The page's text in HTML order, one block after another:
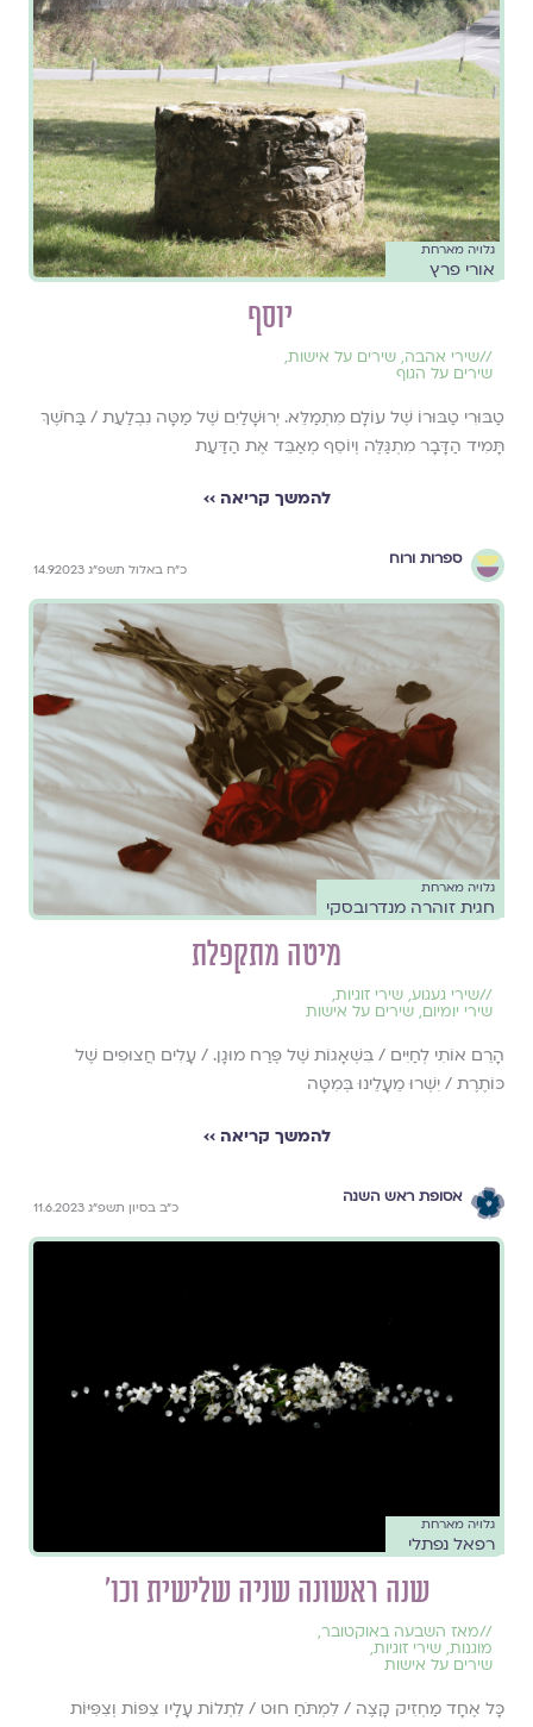
גלויה מארחת
אורי פרץ
יוסף
//שירי אהבה, שירים על אישות,
שירים על הגוף
טַבּוּרִי טַבּוּרוֹ שֶׁל עוֹלָם מִתְמַלֵּא. יְרוּשָׁלַיִם שֶׁל מַטָּה נִבְלַעַת / בַּחֹשֶׁךְ
תָּמִיד הַדָּבָר מִתְגַּלֶּה וְיוֹסֵף מְאַבֵּד אֶת הַדַּעַת
להמשך קריאה ››
ספרות ורוח
כ״ח באלול תשפ״ג 14.9.2023
גלויה מארחת
חגית זוהרה מנדרובסקי
מיטה מתקפלת
//שירי געגוע, שירי זוגיות,
שירי יומיום, שירים על אישות
הָרֵם אוֹתִי לְחַיִּים / בִּשְׁאָגוֹת שֶׁל פֶּרַח מוּגָן. / עָלִים חֲצוּפִים שֶׁל
כּוֹתֶרֶת / יִשְּׁרוּ מֵעָלֵינוּ בְּמִטָּה
להמשך קריאה ››
אסופת ראש השנה
כ״ב בסיון תשפ״ג 11.6.2023
גלויה מארחת
רפאל נפתלי
שנה ראשונה שניה שלישית וכו'
//מאז השבעה באוקטובר,
מוגנות, שירי זוגיות,
שירים על אישות
כָּל אֶחָד מַחְזִיק קָצֶה / לִמְתֹּחַ חוּט / לִתְלוֹת עָלָיו צִפּוֹת וְצִפִּיּוֹת